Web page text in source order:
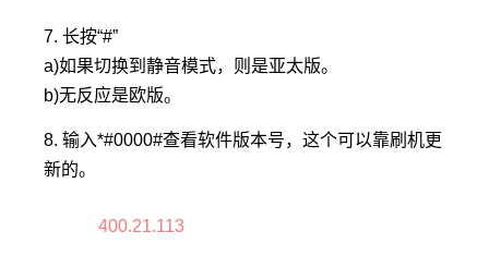
7. 长按“#”
a)如果切换到静音模式，则是亚太版。
b)无反应是欧版。
8. 输入*#0000#查看软件版本号，这个可以靠刷机更
新的。
400.21.113